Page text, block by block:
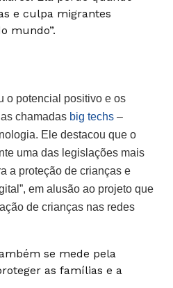
e culpa migrantes
mundo”.
o potencial positivo e os
chamadas big techs –
Ele destacou que o
uma das legislações mais
a proteção de crianças e
em alusão ao projeto que
de crianças nas redes
se mede pela
as famílias e a